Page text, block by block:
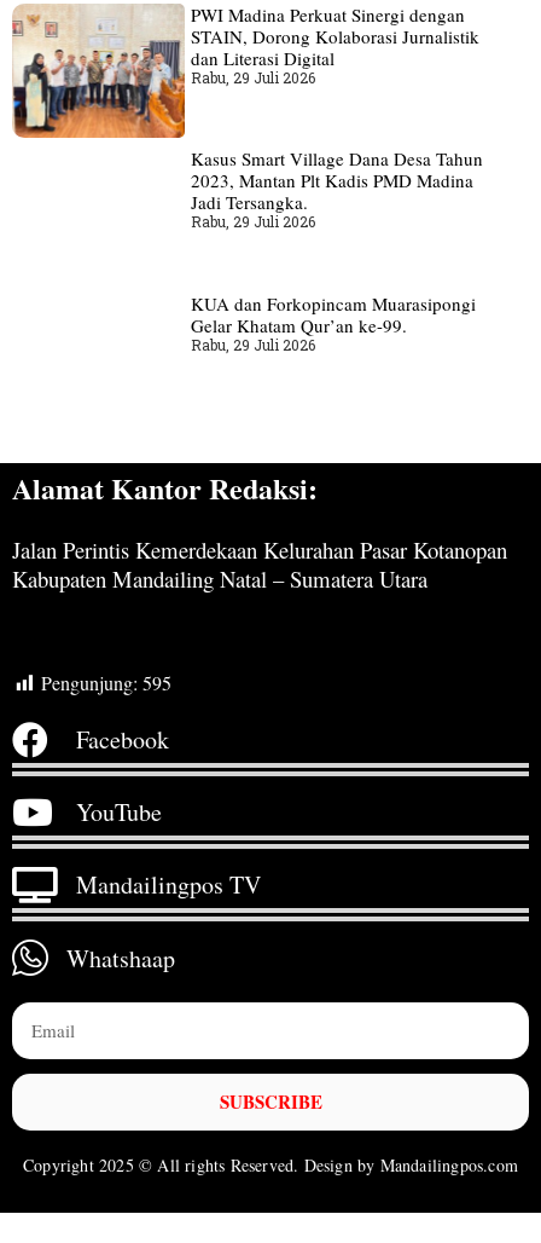
PWI Madina Perkuat Sinergi dengan
STAIN, Dorong Kolaborasi Jurnalistik
dan Literasi Digital
Rabu, 29 Juli 2026
Kasus Smart Village Dana Desa Tahun
2023, Mantan Plt Kadis PMD Madina
Jadi Tersangka.
Rabu, 29 Juli 2026
KUA dan Forkopincam Muarasipongi
Gelar Khatam Qur’an ke-99.
Rabu, 29 Juli 2026
Alamat Kantor Redaksi:
Jalan Perintis Kemerdekaan Kelurahan Pasar Kotanopan
Kabupaten Mandailing Natal – Sumatera Utara
Pengunjung: 595
Facebook
YouTube
Mandailingpos TV
Whatshaap
SUBSCRIBE
Copyright 2025 © All rights Reserved. Design by Mandailingpos.com